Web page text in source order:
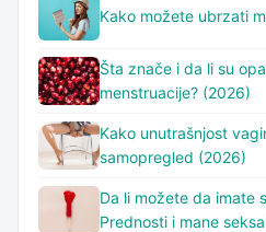
Kako možete ubrzati
Šta znače i da li su
menstruacije? (2026)
Kako unutrašnjost
samopregled (2026)
Da li možete da imate
Prednosti i mane